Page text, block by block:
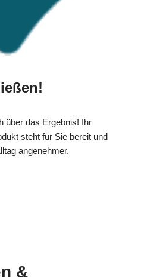
über das Ergebnis! Ihr
steht für Sie bereit und
angenehmer.
&